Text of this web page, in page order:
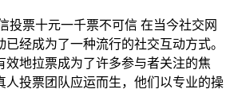
投票十元一千票不可信 在当今社交网
经成为了一种流行的社交互动方式。
效地拉票成为了许多参与者关注的焦
人投票团队应运而生，他们以专业的操